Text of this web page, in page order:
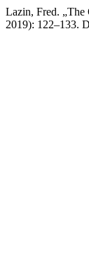
Lazin, Fred. „The
2019): 122–133.